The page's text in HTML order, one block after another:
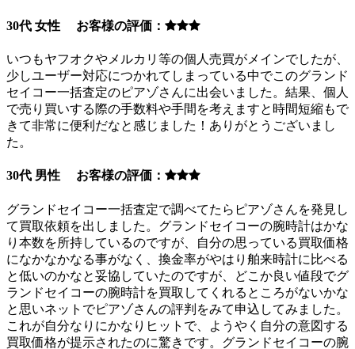
30代 女性 お客様の評価：
いつもヤフオクやメルカリ等の個人売買がメインでしたが、
少しユーザー対応につかれてしまっている中でこのグランド
セイコー一括査定のピアゾさんに出会いました。結果、個人
で売り買いする際の手数料や手間を考えますと時間短縮もで
きて非常に便利だなと感じました！ありがとうございまし
た。
30代 男性 お客様の評価：
グランドセイコー一括査定で調べてたらピアゾさんを発見し
て買取依頼を出しました。グランドセイコーの腕時計はかな
り本数を所持しているのですが、自分の思っている買取価格
になかなかなる事がなく、換金率がやはり舶来時計に比べる
と低いのかなと妥協していたのですが、どこか良い値段でグ
ランドセイコーの腕時計を買取してくれるところがないかな
と思いネットでピアゾさんの評判をみて申込してみました。
これが自分なりにかなりヒットで、ようやく自分の意図する
買取価格が提示されたのに驚きです。グランドセイコーの腕